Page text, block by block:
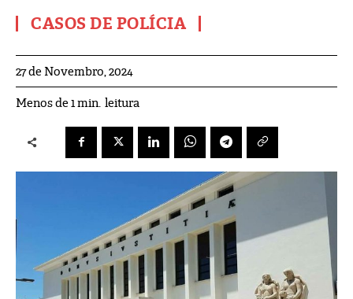
CASOS DE POLÍCIA
27 de Novembro, 2024
Menos de 1min. leitura